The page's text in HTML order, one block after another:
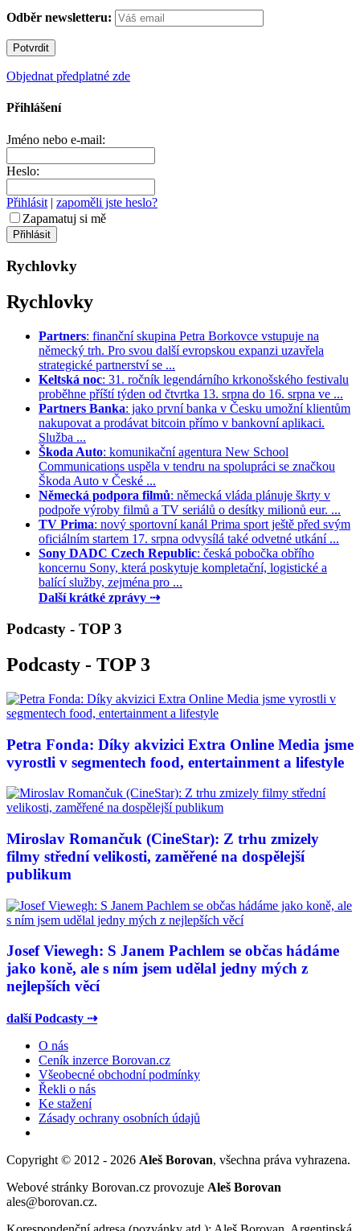
Odběr newsletteru:
Objednat předplatné zde
Přihlášení
Jméno nebo e-mail:
Heslo:
Přihlásit | zapoměli jste heslo?
Zapamatuj si mě
Rychlovky
Rychlovky
Partners: finanční skupina Petra Borkovce vstupuje na
německý trh. Pro svou další evropskou expanzi uzavřela
strategické partnerství se ...
Keltská noc: 31. ročník legendárního krkonošského festivalu
proběhne příští týden od čtvrtka 13. srpna do 16. srpna ve ...
Partners Banka: jako první banka v Česku umožní klientům
nakupovat a prodávat bitcoin přímo v bankovní aplikaci.
Služba ...
Škoda Auto: komunikační agentura New School
Communications uspěla v tendru na spolupráci se značkou
Škoda Auto v České ...
Německá podpora filmů: německá vláda plánuje škrty v
podpoře výroby filmů a TV seriálů o desítky milionů eur. ...
TV Prima: nový sportovní kanál Prima sport ještě před svým
oficiálním startem 17. srpna odvysílá také odvetné utkání ...
Sony DADC Czech Republic: česká pobočka obřího
koncernu Sony, která poskytuje kompletační, logistické a
balící služby, zejména pro ...
Další krátké zprávy ⇢
Podcasty - TOP 3
Podcasty - TOP 3
Petra Fonda: Díky akvizici Extra Online Media jsme
vyrostli v segmentech food, entertainment a lifestyle
Miroslav Romančuk (CineStar): Z trhu zmizely
filmy střední velikosti, zaměřené na dospělejší
publikum
Josef Viewegh: S Janem Pachlem se občas hádáme
jako koně, ale s ním jsem udělal jedny mých z
nejlepších věcí
další Podcasty ⇢
O nás
Ceník inzerce Borovan.cz
Všeobecné obchodní podmínky
Řekli o nás
Ke stažení
Zásady ochrany osobních údajů
Copyright © 2012 - 2026 Aleš Borovan, všechna práva vyhrazena.
Webové stránky Borovan.cz provozuje Aleš Borovan
ales@borovan.cz.